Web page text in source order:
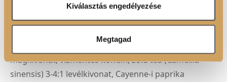
Ön által használt más szolgáltatásokból gyűjtöttek.
Kiválasztás engedélyezése
Megtagad
([szarvasmarhazselatin, tisztított víz, színezékek
[vasoxidok és hidroxidok]), L-karnitin, 8,7% L-tirozin,
teanin, L-triptofán, guarana (Paullinia cupana Kunth)
magkivonat, vízmentes koffein, zöld tea (Camellia
sinensis) 3-4:1 levélkivonat, Cayenne-i paprika